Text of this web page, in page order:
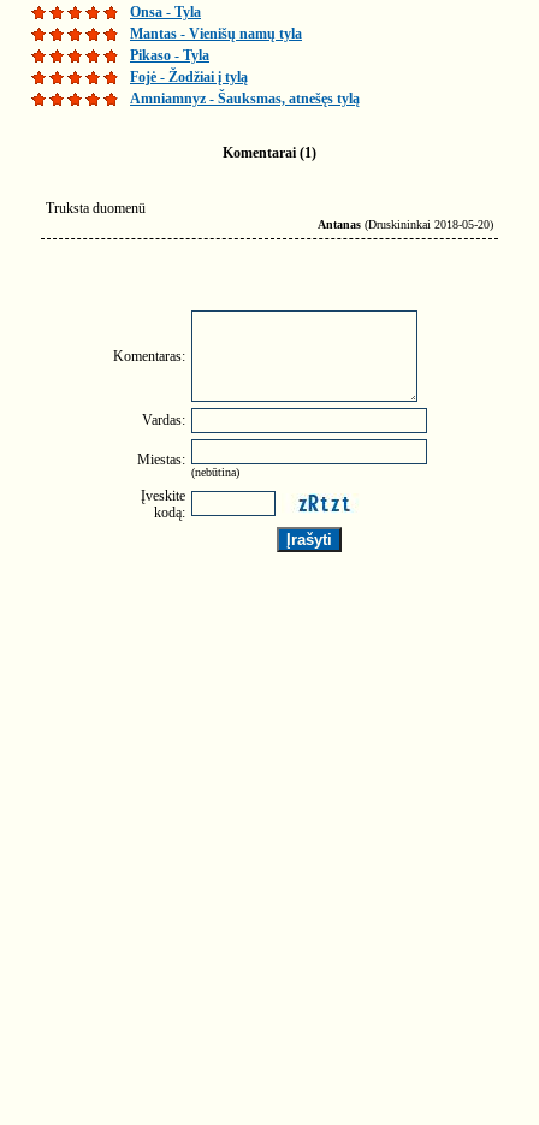
Onsa - Tyla
Mantas - Vienišų namų tyla
Pikaso - Tyla
Fojė - Žodžiai į tylą
Amniamnyz - Šauksmas, atnešęs tylą
Komentarai (1)
Truksta duomenü
Antanas (Druskininkai 2018-05-20)
Komentaras:
Vardas:
Miestas:
(nebūtina)
Įveskite
kodą: